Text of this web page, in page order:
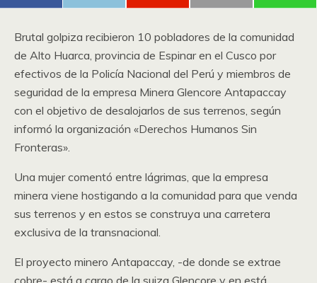
Brutal golpiza recibieron 10 pobladores de la comunidad
de Alto Huarca, provincia de Espinar en el Cusco por
efectivos de la Policía Nacional del Perú y miembros de
seguridad de la empresa Minera Glencore Antapaccay
con el objetivo de desalojarlos de sus terrenos, según
informó la organización «Derechos Humanos Sin
Fronteras».
Una mujer comentó entre lágrimas, que la empresa
minera viene hostigando a la comunidad para que venda
sus terrenos y en estos se construya una carretera
exclusiva de la transnacional.
El proyecto minero Antapaccay, -de donde se extrae
cobre- está a cargo de la suiza Glencore y en está